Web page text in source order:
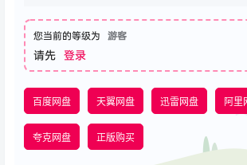
您当前的等级为 游客
请先 登录
百度网盘 天翼网盘 迅雷网盘 阿里
夸克网盘 正版购买